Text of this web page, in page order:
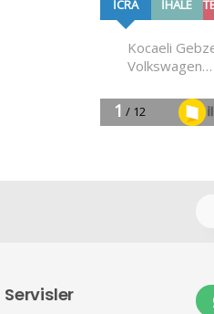
Servisler